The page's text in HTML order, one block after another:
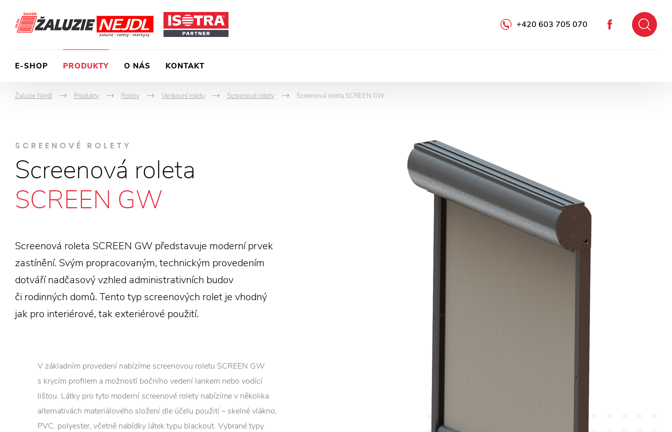
Facebook
+420 603 705 070
E-SHOP PRODUKTY O NÁS KONTAKT
Žaluzie Nejdl
->
Produkty
->
Rolety
->
Venkovní rolety
->
Screenové rolety Screenová roleta SCREEN GW
SCREENOVÉ ROLETY
Screenová roleta
SCREEN GW
Screenová roleta SCREEN GW představuje moderní prvek
zastínění. Svým propracovaným, technickým provedením
dotváří nadčasový vzhled administrativních budov
či rodinných domů. Tento typ screenových rolet je vhodný
jak pro interiérové, tak exteriérové použití.
V základním provedení nabízíme screenovou roletu SCREEN GW
s krycím profilem a možností bočního vedení lankem nebo vodící
lištou. Látky pro tyto moderní screenové rolety nabízíme v několika
alternativách materiálového složení dle účelu použití – skelné vlákno,
PVC, polyester, včetně nabídky látek typu blackout. Vybrané typy